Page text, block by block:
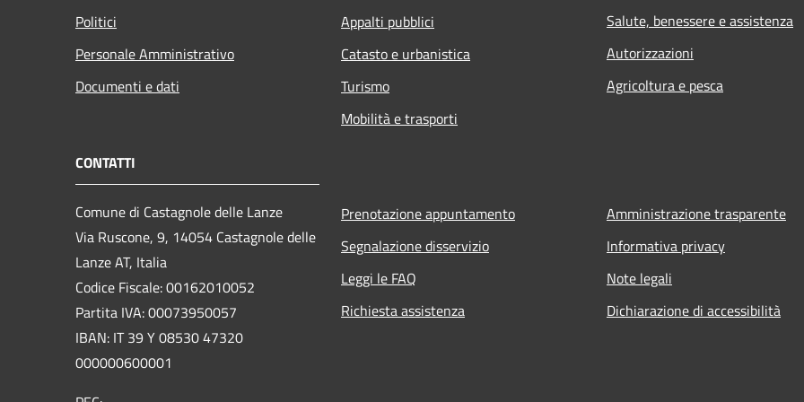
Politici
Personale Amministrativo
Documenti e dati
Appalti pubblici
Catasto e urbanistica
Turismo
Mobilità e trasporti
Salute, benessere e assistenza
Autorizzazioni
Agricoltura e pesca
CONTATTI
Comune di Castagnole delle Lanze
Via Ruscone, 9, 14054 Castagnole delle
Lanze AT, Italia
Codice Fiscale: 00162010052
Partita IVA: 00073950057
IBAN: IT 39 Y 08530 47320
000000600001
Prenotazione appuntamento
Segnalazione disservizio
Leggi le FAQ
Richiesta assistenza
Amministrazione trasparente
Informativa privacy
Note legali
Dichiarazione di accessibilità